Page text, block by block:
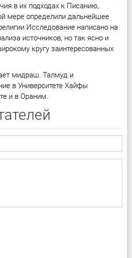
в их подходах к Писанию,
мере определили дальнейшее
Исследование написано на
источников, но так ясно и
кругу заинтересованных
мидраш. Талмуд и
в Университете Хайфы
и в Ораним.